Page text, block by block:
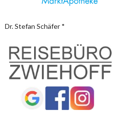
Dr. Stefan Schäfer *